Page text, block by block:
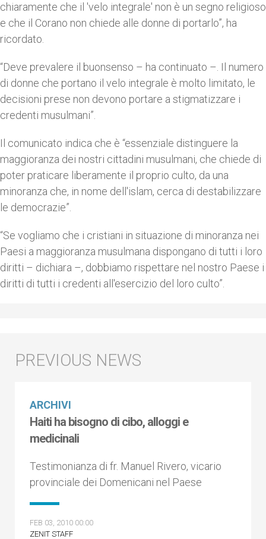
chiaramente che il 'velo integrale' non è un segno religioso
e che il Corano non chiede alle donne di portarlo”, ha
ricordato.
“Deve prevalere il buonsenso – ha continuato –. Il numero
di donne che portano il velo integrale è molto limitato, le
decisioni prese non devono portare a stigmatizzare i
credenti musulmani”.
Il comunicato indica che è “essenziale distinguere la
maggioranza dei nostri cittadini musulmani, che chiede di
poter praticare liberamente il proprio culto, da una
minoranza che, in nome dell'islam, cerca di destabilizzare
le democrazie”.
“Se vogliamo che i cristiani in situazione di minoranza nei
Paesi a maggioranza musulmana dispongano di tutti i loro
diritti – dichiara –, dobbiamo rispettare nel nostro Paese i
diritti di tutti i credenti all'esercizio del loro culto”.
ARCHIVI
Haiti ha bisogno di cibo, alloggi e
medicinali
Testimonianza di fr. Manuel Rivero, vicario
provinciale dei Domenicani nel Paese
FEB 03, 2010 00:00
ZENIT STAFF